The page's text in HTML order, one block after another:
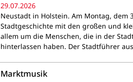
29.07.2026
Neustadt in Holstein. Am Montag, dem
Stadtgeschichte mit den großen und
allem um die Menschen, die in der
hinterlassen haben. Der Stadtführer
Marktmusik